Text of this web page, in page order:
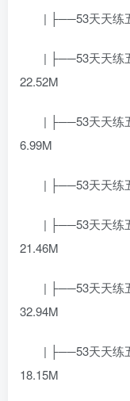
| ├──53天天练
| ├──53天天练
22.52M
| ├──53天天练
6.99M
| ├──53天天练
| ├──53天天练
21.46M
| ├──53天天练
32.94M
| ├──53天天练
18.15M